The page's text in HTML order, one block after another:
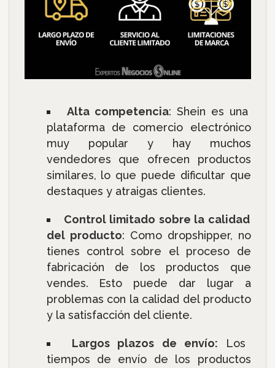
Alta competencia: Shein es una
plataforma de comercio electrónico
muy popular y hay muchos
vendedores que ofrecen productos
similares, lo que puede dificultar que
destaques y atraigas clientes.
Control limitado sobre la calidad
del producto: Como dropshipper, no
tienes control sobre el proceso de
fabricación de los productos que
vendes. Esto puede dar lugar a
problemas con la calidad del producto
y la satisfacción del cliente.
Largos plazos de envío: Los
tiempos de envío de los productos